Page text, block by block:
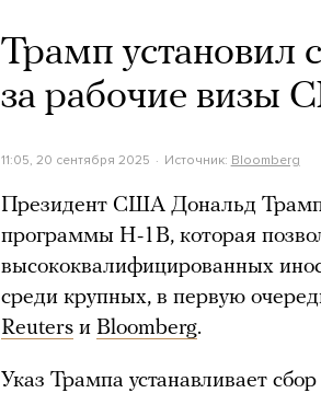
Трамп установил
за рабочие визы
11:05, 20 сентября 2025 Источник: Bloomberg
Президент США Дональд Трамп
программы H-1B, которая
высококвалифицированных
среди крупных, в первую
Reuters и Bloomberg.
Указ Трампа устанавливает